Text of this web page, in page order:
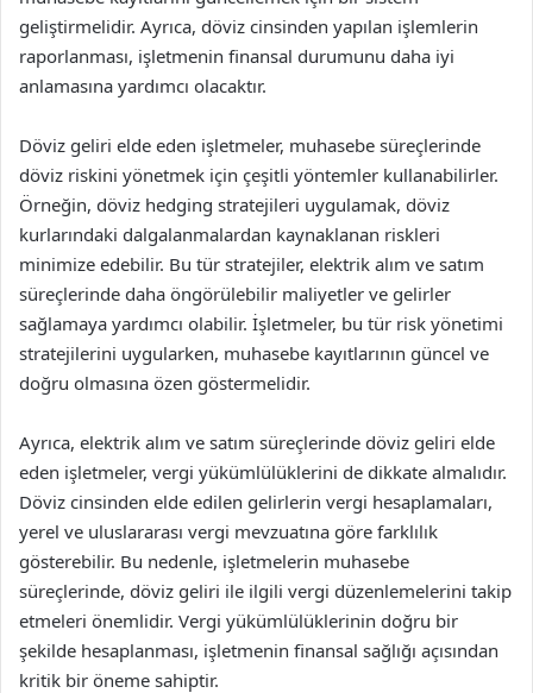
geliştirmelidir. Ayrıca, döviz cinsinden yapılan işlemlerin
raporlanması, işletmenin finansal durumunu daha iyi
anlamasına yardımcı olacaktır.
Döviz geliri elde eden işletmeler, muhasebe süreçlerinde
döviz riskini yönetmek için çeşitli yöntemler kullanabilirler.
Örneğin, döviz hedging stratejileri uygulamak, döviz
kurlarındaki dalgalanmalardan kaynaklanan riskleri
minimize edebilir. Bu tür stratejiler, elektrik alım ve satım
süreçlerinde daha öngörülebilir maliyetler ve gelirler
sağlamaya yardımcı olabilir. İşletmeler, bu tür risk yönetimi
stratejilerini uygularken, muhasebe kayıtlarının güncel ve
doğru olmasına özen göstermelidir.
Ayrıca, elektrik alım ve satım süreçlerinde döviz geliri elde
eden işletmeler, vergi yükümlülüklerini de dikkate almalıdır.
Döviz cinsinden elde edilen gelirlerin vergi hesaplamaları,
yerel ve uluslararası vergi mevzuatına göre farklılık
gösterebilir. Bu nedenle, işletmelerin muhasebe
süreçlerinde, döviz geliri ile ilgili vergi düzenlemelerini takip
etmeleri önemlidir. Vergi yükümlülüklerinin doğru bir
şekilde hesaplanması, işletmenin finansal sağlığı açısından
kritik bir öneme sahiptir.